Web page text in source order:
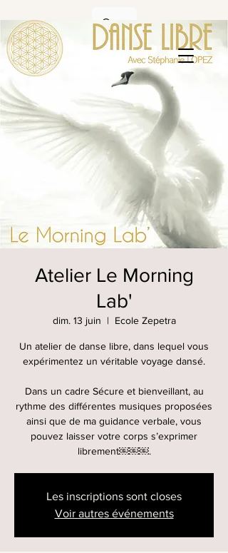
Atelier Le Morning
Lab'
dim. 13 juin
  |
Ecole Zepetra
Un atelier de danse libre, dans lequel vous
expérimentez un véritable voyage dansé.
Dans un cadre Sécure et bienveillant, au
rythme des différentes musiques proposées
ainsi que de ma guidance verbale, vous
pouvez laisser votre corps s’exprimer
librement￼￼￼.
Les inscriptions sont closes
Voir autres événements